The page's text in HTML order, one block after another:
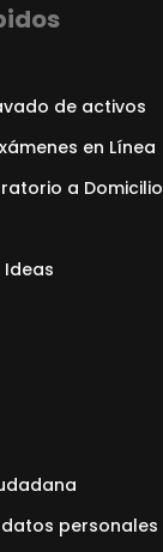
de activos
en Línea
a Domicilio
Ideas
personales